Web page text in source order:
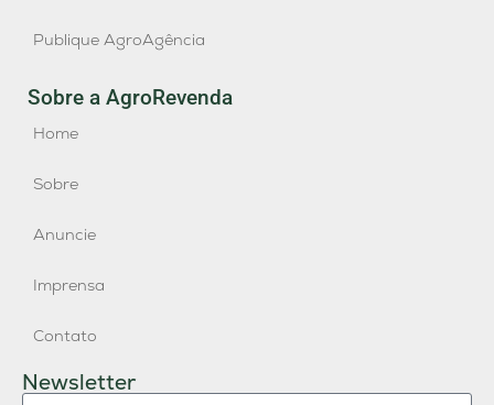
Publique AgroAgência
Sobre a AgroRevenda
Home
Sobre
Anuncie
Imprensa
Contato
Newsletter